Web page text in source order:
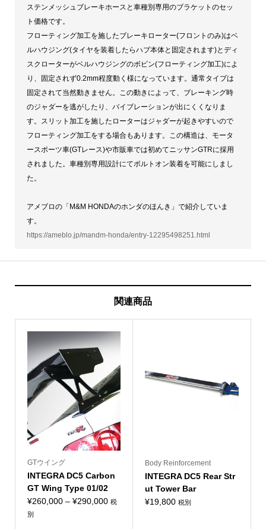
ステンメッシュブレーキホースと車種別専用のブラケットのセッ
ト価格です。
フローティング加工を施したブレーキローター(フロントのみ)はベ
ルハウジング(タイヤを装着したらハブ本体と固定されます)とディ
スクローターがベルハウジングのボビン(フローティング加工)によ
り、固定されず0.2mm程度動く様になっています。通常タイプは
固定されて当然動きません。この動きによって、ブレーキング時
のジャダーを逃がしたり、バイブレーションが出にくくなりま
す。スリット加工を施したローターはジャダーが起きやすいので
フローティング加工をする場合もあります。この構造は、モータ
ースポーツ車(GTレース)や市販車では初めてニッサンGTRに採用
されました。車種別専用設計にてボルトオン装着を可能にしまし
た。
アメブロの「M&M HONDAのホンダのほんき」で紹介していま
す。
https://ameblo.jp/mandm-honda/entry-12295498251.html
関連商品
GTウイング
INTEGRA DC5 Carbon
GT Wing Type 01/02
¥260,000 – ¥290,000価
税
別
Body Reinforcement
INTEGRA DC5 Rear Str
ut Tower Bar
¥19,800 税別